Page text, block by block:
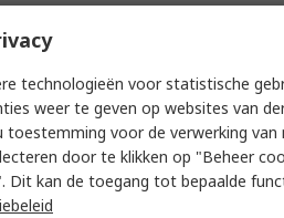
100m
Stranded
RoHS
technologieën voor statistische
weer te geven op websites van
voor de verwerking van
door te klikken op "Beheer
Dit kan de toegang tot bepaalde